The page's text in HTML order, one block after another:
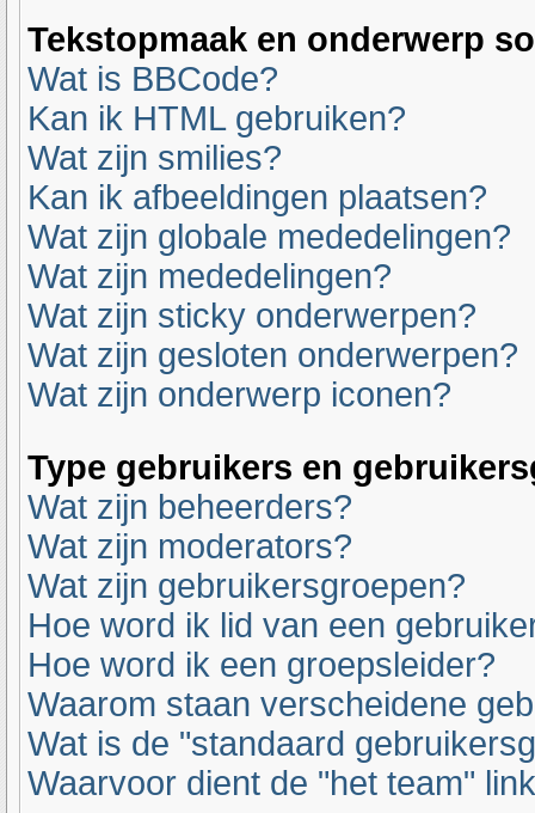
Tekstopmaak en onderwerp
Wat is BBCode?
Kan ik HTML gebruiken?
Wat zijn smilies?
Kan ik afbeeldingen plaatsen?
Wat zijn globale mededelingen?
Wat zijn mededelingen?
Wat zijn sticky onderwerpen?
Wat zijn gesloten onderwerpen?
Wat zijn onderwerp iconen?
Type gebruikers en
Wat zijn beheerders?
Wat zijn moderators?
Wat zijn gebruikersgroepen?
Hoe word ik lid van een
Hoe word ik een groepsleider?
Waarom staan verscheidene
Wat is de "standaard
Waarvoor dient de "het team"